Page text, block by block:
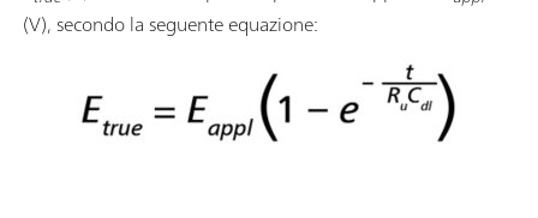
(V), secondo la seguente equazione: